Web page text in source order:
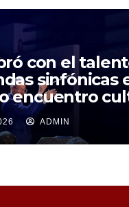
con el
sinfónicas
encuentro
ADMIN